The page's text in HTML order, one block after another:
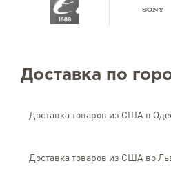
Доставка по
Доставка товаров из США в
Доставка товаров из США во